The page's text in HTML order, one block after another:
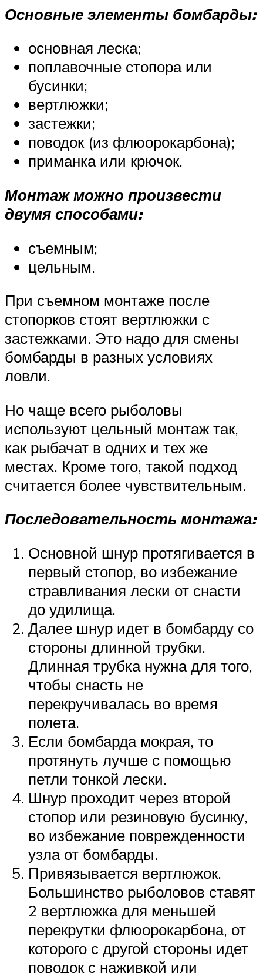
Основные элементы бомбарды:
основная леска;
поплавочные стопора или
бусинки;
вертлюжки;
застежки;
поводок (из флюорокарбона);
приманка или крючок.
Монтаж можно произвести
двумя способами:
съемным;
цельным.
При съемном монтаже после
стопорков стоят вертлюжки с
застежками. Это надо для смены
бомбарды в разных условиях
ловли.
Но чаще всего рыболовы
используют цельный монтаж так,
как рыбачат в одних и тех же
местах. Кроме того, такой подход
считается более чувствительным.
Последовательность монтажа:
Основной шнур протягивается в
первый стопор, во избежание
стравливания лески от снасти
до удилища.
Далее шнур идет в бомбарду со
стороны длинной трубки.
Длинная трубка нужна для того,
чтобы снасть не
перекручивалась во время
полета.
Если бомбарда мокрая, то
протянуть лучше с помощью
петли тонкой лески.
Шнур проходит через второй
стопор или резиновую бусинку,
во избежание поврежденности
узла от бомбарды.
Привязывается вертлюжок.
Большинство рыболовов ставят
2 вертлюжка для меньшей
перекрутки флюорокарбона, от
которого с другой стороны идет
поводок с наживкой или